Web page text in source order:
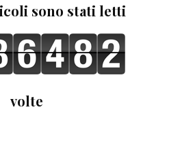
sono stati letti
volte